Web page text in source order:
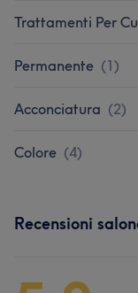
Trattamenti Per
Permanente (1)
Acconciatura (2)
Colore (4)
Recensioni